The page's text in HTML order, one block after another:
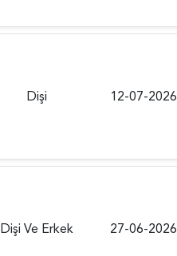
Dişi 12-07-2026
Dişi Ve Erkek 27-06-2026